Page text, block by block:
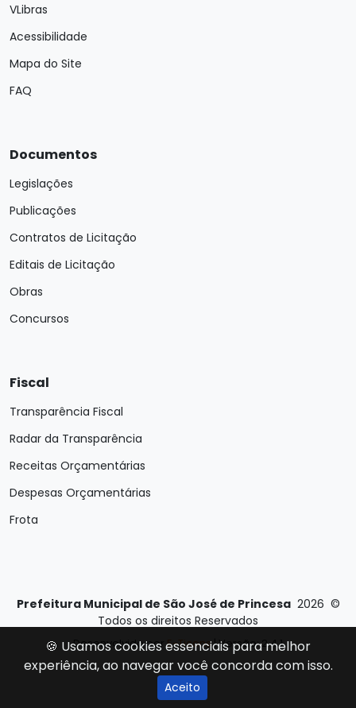
VLibras
Acessibilidade
Mapa do Site
FAQ
Documentos
Legislações
Publicações
Contratos de Licitação
Editais de Licitação
Obras
Concursos
Fiscal
Transparência Fiscal
Radar da Transparência
Receitas Orçamentárias
Despesas Orçamentárias
Frota
Prefeitura Municipal de São José de Princesa 2026 ©
Todos os direitos Reservados
Desenvolvido porE-Ticons| Versão: 2.4.1
🍪 Usamos cookies essenciais para melhor
experiência, ao navegar você concorda com isso.
Aceito